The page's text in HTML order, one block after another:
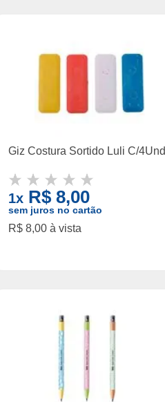
Giz Costura Sortido Luli C/4Und
1xR$ 8,00
sem juros no cartão
R$ 8,00 à vista